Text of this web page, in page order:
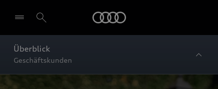
Überblick
Geschäftskunden